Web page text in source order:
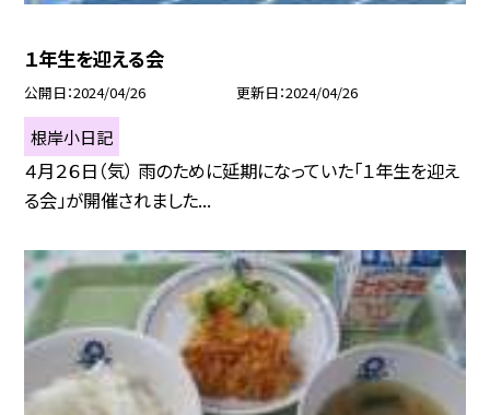
１年生を迎える会
公開日 2024/04/26 更新日 2024/04/26
根岸小日記
４月２６日（気） 雨のために延期になっていた「１年生を迎え
る会」が開催されました...